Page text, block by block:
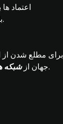
اعتماد
با دای نیوز واقع بینانه باشید.
برای مطلع شدن از
جهان ازشبکه ما دیدن نماید.